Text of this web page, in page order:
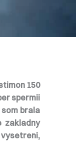
150
spermii
brala
zakladny